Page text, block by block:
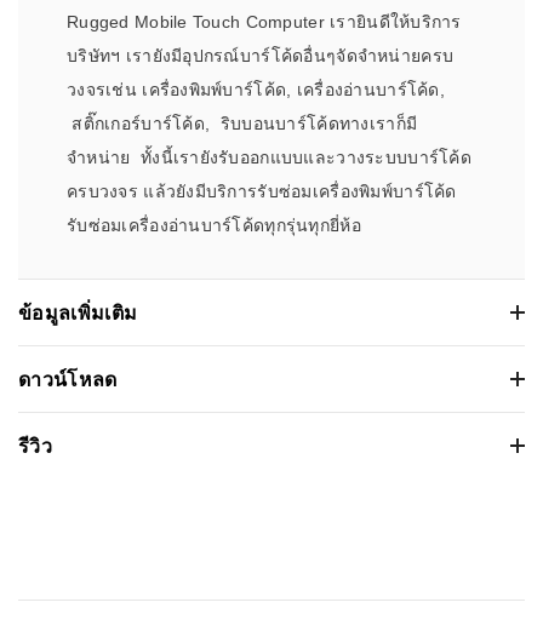
Rugged Mobile Touch Computer เรายินดีให้บริการ
บริษัทฯ เรายังมีอุปกรณ์บาร์โค้ดอื่นๆจัดจำหน่ายครบ
วงจรเช่น เครื่องพิมพ์บาร์โค้ด, เครื่องอ่านบาร์โค้ด,
สติ๊กเกอร์บาร์โค้ด, ริบบอนบาร์โค้ดทางเราก็มี
จำหน่าย ทั้งนี้เรายังรับออกแบบและวางระบบบาร์โค้ด
ครบวงจร แล้วยังมีบริการรับซ่อมเครื่องพิมพ์บาร์โค้ด
รับซ่อมเครื่องอ่านบาร์โค้ดทุกรุ่นทุกยี่ห้อ
ข้อมูลเพิ่มเติม
เครื่องอ่านบาร์โค้ดมือถือ Zebra MC9300
Mobile Touch Computer
ดาวน์โหลด
รีวิว